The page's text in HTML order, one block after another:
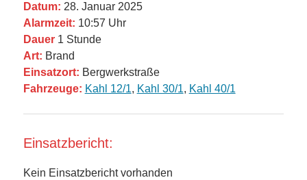
Datum: 28. Januar 2025
Alarmzeit: 10:57 Uhr
Dauer1 Stunde
Art: Brand
Einsatzort: Bergwerkstraße
Fahrzeuge: Kahl 12/1, Kahl 30/1, Kahl 40/1
Einsatzbericht:
Kein Einsatzbericht vorhanden